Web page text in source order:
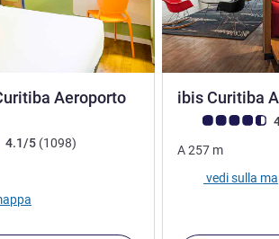
Aeroporto2 stelle
ALL)
4.1/5 (1098recensioni
)
ibis Curitiba
Giudizio clienti
A257 m
vedi sulla